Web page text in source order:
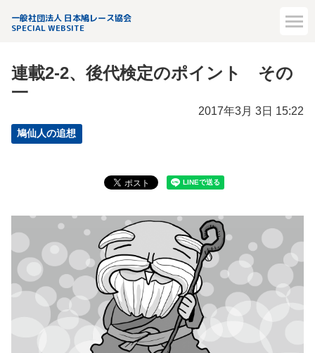
一般社団法人 日本鳩レース協会
SPECIAL WEBSITE
連載2-2、後代検定のポイント その
一
2017年3月 3日 15:22
鳩仙人の追想